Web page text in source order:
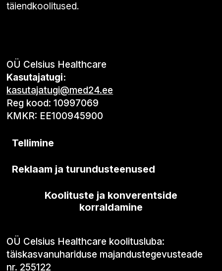
täiendkoolitused.
OÜ Celsius Healthcare
Kasutajatugi:
kasutajatugi@med24.ee
Reg kood: 10997069
KMKR: EE100945900
Tellimine
Reklaam ja turundusteenused
Koolituste ja konverentside
korraldamine
OÜ Celsius Healthcare koolitusluba:
täiskasvanuhariduse majandustegevusteade
nr. 255122